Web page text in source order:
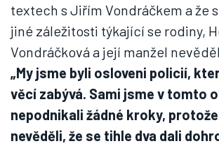
textech s Jiřím Vondráčkem a že
jiné záležitosti týkající se rodiny,
Vondráčková a její manžel
„My jsme byli osloveni policií,
věcí zabývá. Sami jsme v tomto
nepodnikali žádné kroky,
nevěděli, že se tihle dva dali